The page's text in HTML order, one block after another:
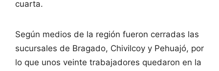
cuarta.
Según medios de la región fueron cerradas las
sucursales de Bragado, Chivilcoy y Pehuajó, por
lo que unos veinte trabajadores quedaron en la